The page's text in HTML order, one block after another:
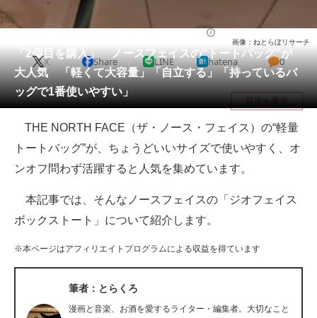
動物
会員記事
メディア
注目記事を集めた総合ページ
ITの今と未来を見通す
スマホと通信の最新トレンド
進化するPCとデバイスの未来
AI活用のいまが分かる
「2個目を購入」 ノースフェイスの“トートバッグ”が
大人気 「軽くて大容量」「自立する」「持っているバ
ッグで1番使いやすい」
画像：ねとらぼリサーチ
X Share LINE hatena 0
目次を表示
THE NORTH FACE（ザ・ノース・フェイス）の“軽量
トートバッグ”が、ちょうどいいサイズで使いやすく、オ
ンオフ問わず活躍すると人気を集めています。
本記事では、そんなノースフェイスの「ジオフェイス
ボックストート」について紹介します。
※本ページはアフィリエイトプログラムによる収益を得ています
筆者：とらくろ
漫画と音楽、お酒を愛するライター・編集者。大切なこと